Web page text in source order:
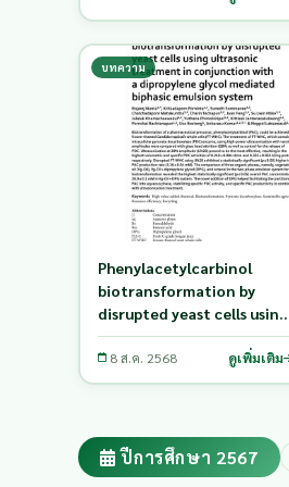
of Thailand
บทความ
Phenylacetylcarbinol
biotransformation by
disrupted yeast cells using
ultrasonic treatment in
conjunction with a
dipropylene glycol
8 ส.ค. 2568 ดูเพิ่มเติม
ปีการศึกษา 2567